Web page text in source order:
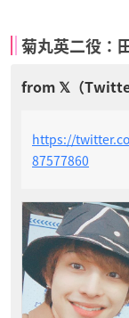
菊丸英二役：
https://
87577860